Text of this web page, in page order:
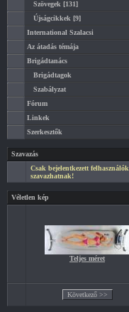
Szövegek [131]
Újságcikkek [9]
International Szalacsi
Az átadás témája
Brigádtanács
Brigádtagok
Szabályzat
Fórum
Linkek
Szerkesztők
Szavazás
Csak bejelentkezett felhasználók
szavazhatnak!
Véletlen kép
Teljes méret